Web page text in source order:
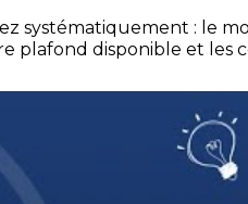
systématiquement : le
plafond disponible et les